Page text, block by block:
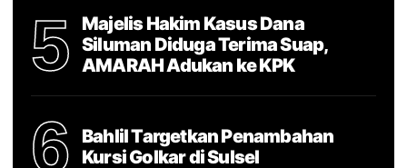
5
Majelis Hakim Kasus Dana
Siluman Diduga Terima Suap,
AMARAH Adukan ke KPK
6
Bahlil Targetkan Penambahan
Kursi Golkar di Sulsel